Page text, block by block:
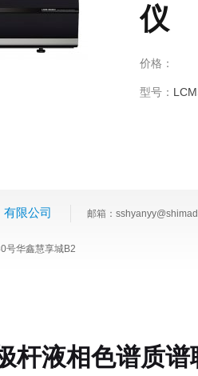
仪
价格：
型号：
限公司 邮箱：
号华鑫慧享城B2
杆液相色谱质